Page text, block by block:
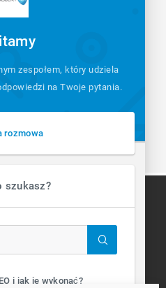
maile – jak
braku maili z
j...
zespołem, który udziela
na Twoje pytania.
rozmowa
szukasz?
i jak je wykonać?